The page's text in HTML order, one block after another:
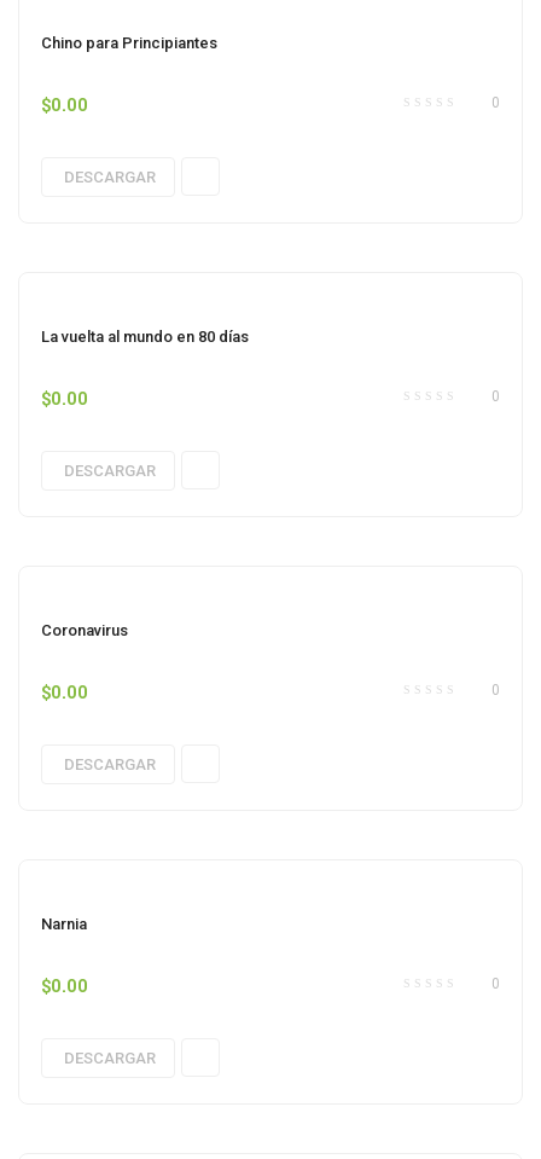
Chino para Principiantes
0
$0.00
DESCARGAR
La vuelta al mundo en 80 días
0
$0.00
DESCARGAR
Coronavirus
0
$0.00
DESCARGAR
Narnia
0
$0.00
DESCARGAR